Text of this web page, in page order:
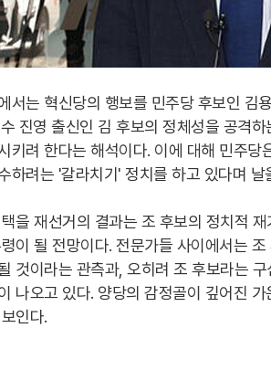
서는 혁신당의 행보를 민주당 후보인 김
진영 출신인 김 후보의 정체성을 공격
키려 한다는 해석이다. 이에 대해 민주
하려는 '갈라치기' 정치를 하고 있다며 날
을 재선거의 결과는 조 후보의 정치적
이 될 전망이다. 전문가들 사이에서는
것이라는 관측과, 오히려 조 후보라는
나오고 있다. 양당의 감정골이 깊어진
인다.